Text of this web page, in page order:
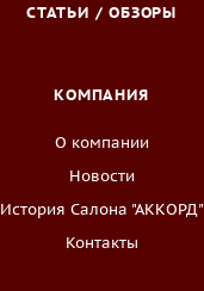
СТАТЬИ / ОБЗОРЫ
КОМПАНИЯ
О компании
Новости
История Салона "АККОРД"
Контакты